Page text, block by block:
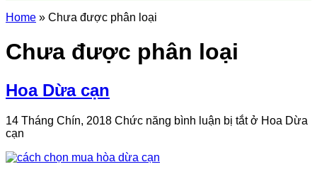
Home » Chưa được phân loại
Chưa được phân loại
Hoa Dừa cạn
14 Tháng Chín, 2018 Chức năng bình luận bị tắtở Hoa Dừa
cạn